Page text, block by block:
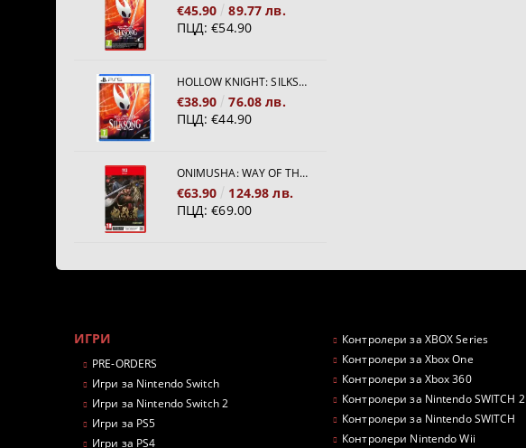
€45.90
89.77 лв.
ПЦД: €54.90
HOLLOW KNIGHT: SILKSONG [PS5]
€38.90
76.08 лв.
ПЦД: €44.90
ONIMUSHA: WAY OF THE SWORD [NINTENDO SWITCH 2]
€63.90
124.98 лв.
ПЦД: €69.00
ИГРИ
PRE-ORDERS
Игри за Nintendo Switch
Игри за Nintendo Switch 2
Игри за PS5
Игри за PS4
Контролери за XBOX Series
Контролери за Xbox One
Контролери за Xbox 360
Контролери за Nintendo SWITCH 2
Контролери за Nintendo SWITCH
Контролери Nintendo Wii